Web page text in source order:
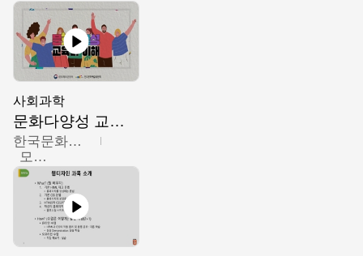
사회과학
문화다양성 교육의 이해
한국문화예술교육진흥원
모경환,성상환,정문성